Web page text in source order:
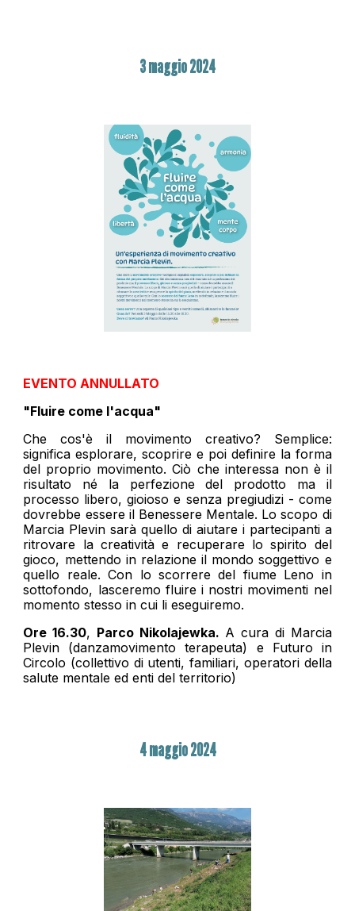
3maggio2024
EVENTO ANNULLATO
"Fluire come l'acqua"
Che cos'è il movimento creativo? Semplice:
significa esplorare, scoprire e poi definire la forma
del proprio movimento. Ciò che interessa non è il
risultato né la perfezione del prodotto ma il
processo libero, gioioso e senza pregiudizi - come
dovrebbe essere il Benessere Mentale. Lo scopo di
Marcia Plevin sarà quello di aiutare i partecipanti a
ritrovare la creatività e recuperare lo spirito del
gioco, mettendo in relazione il mondo soggettivo e
quello reale. Con lo scorrere del fiume Leno in
sottofondo, lasceremo fluire i nostri movimenti nel
momento stesso in cui li eseguiremo.
Ore 16.30, Parco Nikolajewka. A cura di Marcia
Plevin (danzamovimento terapeuta) e Futuro in
Circolo (collettivo di utenti, familiari, operatori della
salute mentale ed enti del territorio)
4maggio 2024